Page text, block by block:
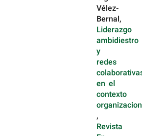
Vélez-
Bernal,
Liderazgo
ambidiestro
y
redes
en el
contexto
,
Revista